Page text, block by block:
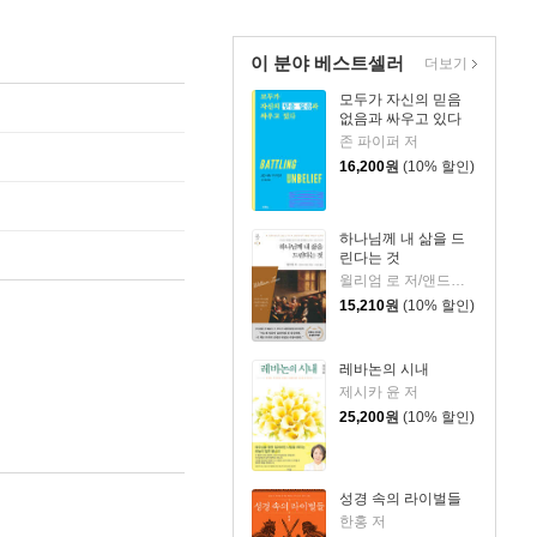
이 분야 베스트셀러
모두가 자신의 믿음
없음과 싸우고 있다
존 파이퍼 저
16,200원 (10% 할인)
하나님께 내 삶을 드
린다는 것
15,210원 (10% 할인)
레바논의 시내
제시카 윤 저
25,200원 (10% 할인)
성경 속의 라이벌들
한홍 저
더보기